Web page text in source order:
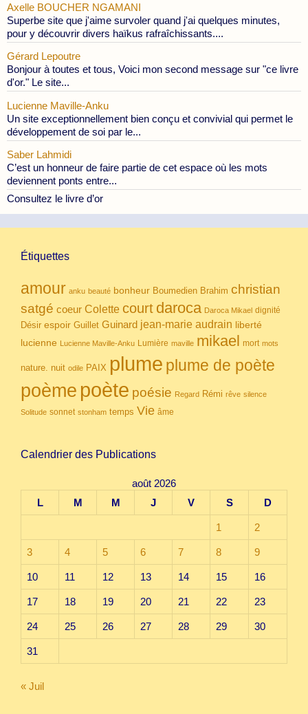
Axelle BOUCHER NGAMANI
Superbe site que j'aime survoler quand j'ai quelques minutes,
pour y découvrir divers haïkus rafraîchissants....
Gérard Lepoutre
Bonjour à toutes et tous, Voici mon second message sur "ce livre
d'or." Le site...
Lucienne Maville-Anku
Un site exceptionnellement bien conçu et convivial qui permet le
développement de soi par le...
Saber Lahmidi
C’est un honneur de faire partie de cet espace où les mots
deviennent ponts entre...
Consultez le livre d’or
Étiquettes
amour anku beauté bonheur Boumedien Brahim christian
satgé coeur Colette court daroca Daroca Mikael dignité
Désir espoir Guillet Guinard jean-marie audrain liberté
lucienne Lucienne Maville-Anku Lumière maville mikael mort mots
nature. nuit odile PAIX plume plume de poète
poème poète poésie Regard Rémi rêve silence
Solitude sonnet stonham temps Vie âme
Calendrier des Publications
août 2026
L
M M J V S D
1 2
3 4 5 6 7 8 9
10 11 12 13 14 15 16
17 18 19 20 21 22 23
24 25 26 27 28 29 30
31
« Juil